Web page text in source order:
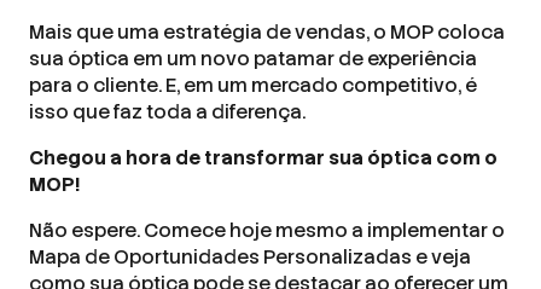
Mais que uma estratégia de vendas, o MOP coloca
sua óptica em um novo patamar de experiência
para o cliente. E, em um mercado competitivo, é
isso que faz toda a diferença.
Chegou a hora de transformar sua óptica com o
MOP!
Não espere. Comece hoje mesmo a implementar o
Mapa de Oportunidades Personalizadas e veja
como sua óptica pode se destacar ao oferecer um